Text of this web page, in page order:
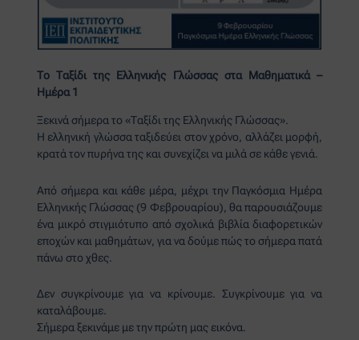
Το Ταξίδι της Ελληνικής Γλώσσας στα Μαθηματικά –
Ημέρα 1
Ξεκινά σήμερα το «Ταξίδι της Ελληνικής Γλώσσας».
Η ελληνική γλώσσα ταξιδεύει στον χρόνο, αλλάζει μορφή,
κρατά τον πυρήνα της και συνεχίζει να μιλά σε κάθε γενιά.
Από σήμερα και κάθε μέρα, μέχρι την Παγκόσμια Ημέρα
Ελληνικής Γλώσσας (9 Φεβρουαρίου), θα παρουσιάζουμε
ένα μικρό στιγμιότυπο από σχολικά βιβλία διαφορετικών
εποχών και μαθημάτων, για να δούμε πώς το σήμερα πατά
πάνω στο χθες.
Δεν συγκρίνουμε για να κρίνουμε. Συγκρίνουμε για να
καταλάβουμε.
Σήμερα ξεκινάμε με την πρώτη μας εικόνα.